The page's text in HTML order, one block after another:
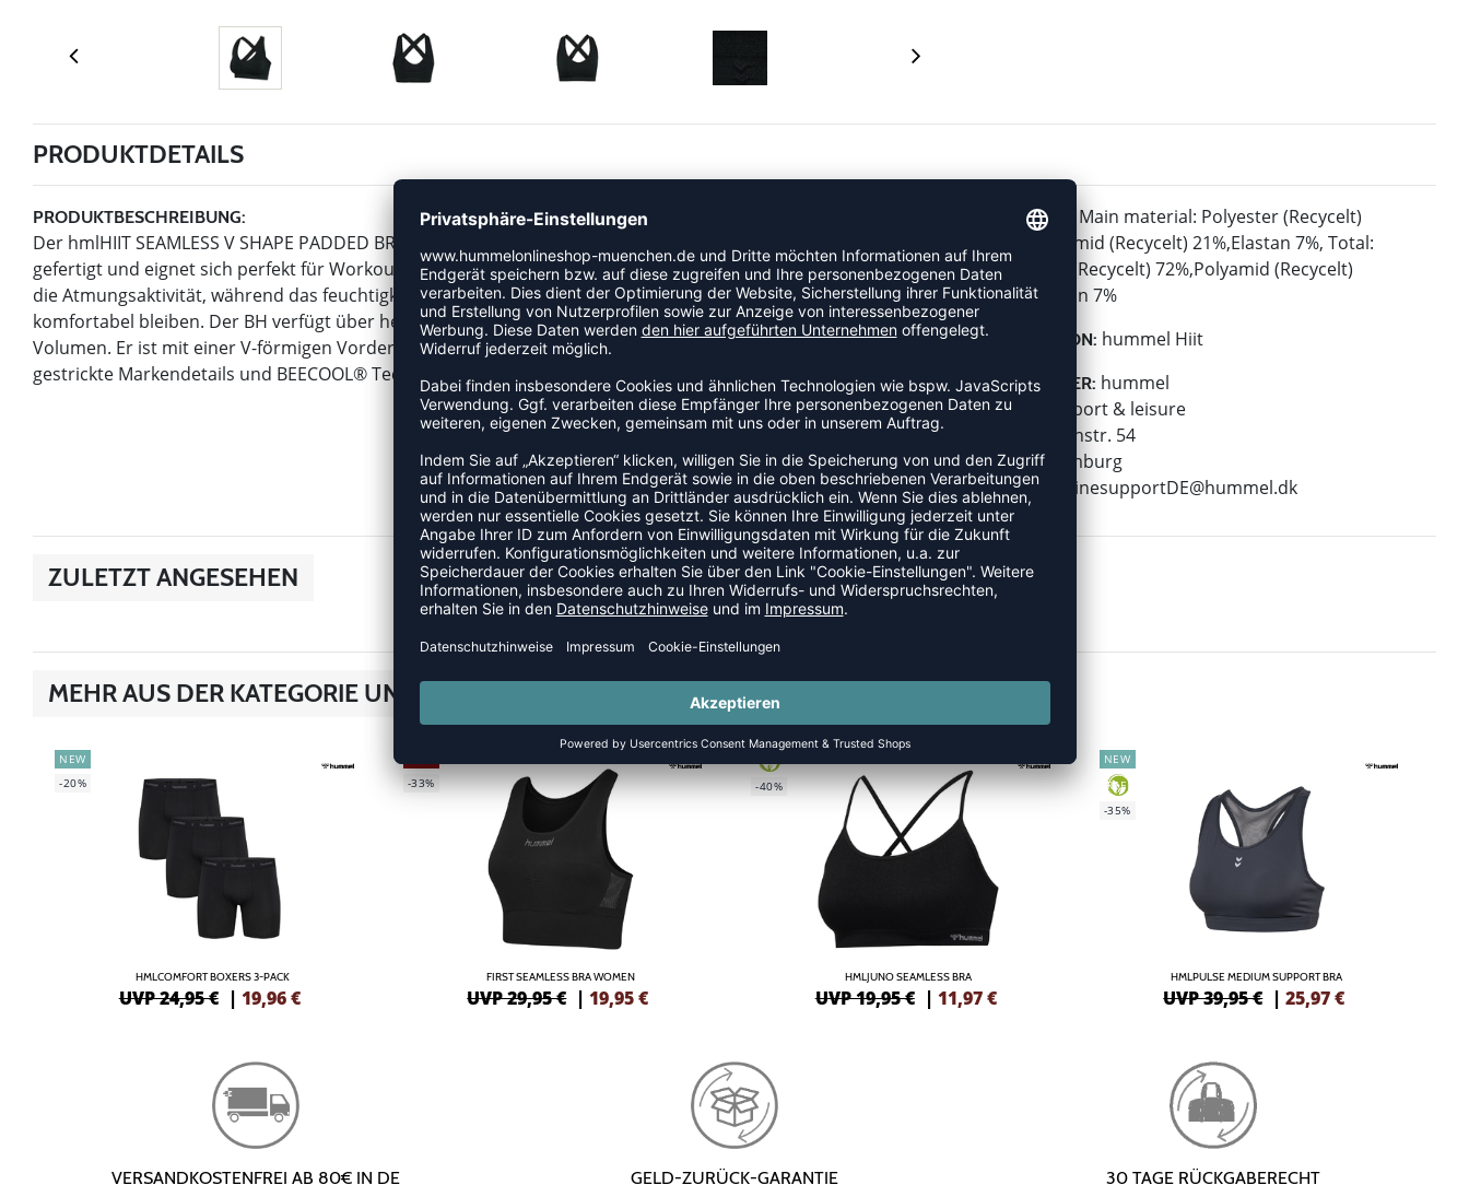
PRODUKTDETAILS
PRODUKTBESCHREIBUNG:
Der hmlHIIT SEAMLESS V SHAPE PADDED BRA ist aus leichtem, weichem und dehnbarem, nahtlosem Material
gefertigt und eignet sich perfekt für Workouts mit geringer Belastung. Eingebaute Belüftungszonen verbessern
die Atmungsaktivität, während das feuchtigkeitsregulierende Material dafür sorgt, dass Sie trocken und
komfortabel bleiben. Der BH verfügt über herausnehmbare Polsterung für mehr Abdeckung und zusätzliches
Volumen. Er ist mit einer V-förmigen Vorderseite und überkreuzten Trägern ausgestattet und verfügt über
gestrickte Markendetails und BEECOOL® Technologie für hohe Atmungsaktivität und schnelles Trocknen.
MATERIAL:
Main material: Polyester (Recycelt)
72%,Polyamid (Recycelt) 21%,Elastan 7%, Total:
Polyester (Recycelt) 72%,Polyamid (Recycelt)
21%,Elastan 7%
KOLLEKTION: hummel Hiit
HERSTELLER: hummel
hummel sport & leisure
Leverkusenstr. 54
22761 Hamburg
E-Mail:
onlinesupportDE@hummel.dk
ZULETZT ANGESEHEN
MEHR AUS DER KATEGORIE UNTERWÄSCHE
NEW
-20%
HMLCOMFORT BOXERS 3-PACK
UVP 24,95 € | 19,96€
-33%
FIRST SEAMLESS BRA WOMEN
UVP 29,95 € |19,95€
GREEN
-40%
HMLJUNO SEAMLESS BRA
UVP 19,95 € | 11,97€
NEW
GREEN
-35%
HMLPULSE MEDIUM SUPPORT BRA
UVP 39,95 € |25,97€
VERSANDKOSTENFREI AB 80€ IN DE GELD-ZURÜCK-GARANTIE 30 TAGE RÜCKGABERECHT